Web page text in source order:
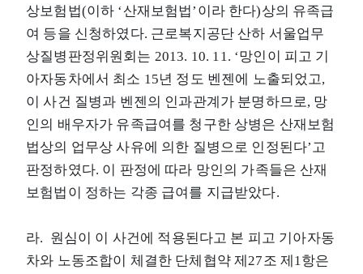
상보험법(이하 ‘산재보험법’이라 한다)상의 유족급
여 등을 신청하였다. 근로복지공단 산하 서울업무
상질병판정위원회는 2013. 10. 11. ‘망인이 피고 기
아자동차에서 최소 15년 정도 벤젠에 노출되었고,
이 사건 질병과 벤젠의 인과관계가 분명하므로, 망
인의 배우자가 유족급여를 청구한 상병은 산재보험
법상의 업무상 사유에 의한 질병으로 인정된다’고
판정하였다. 이 판정에 따라 망인의 가족들은 산재
보험법이 정하는 각종 급여를 지급받았다.
라. 원심이 이 사건에 적용된다고 본 피고 기아자동
차와 노동조합이 체결한 단체협약 제27조 제1항은